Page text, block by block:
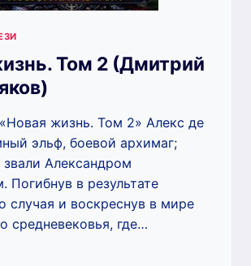
Том 2 (Дмитрий
жизнь. Том 2» Алекс де
эльф, боевой архимаг;
Александром
в результате
случая и воскреснув в мире
средневековья, где…